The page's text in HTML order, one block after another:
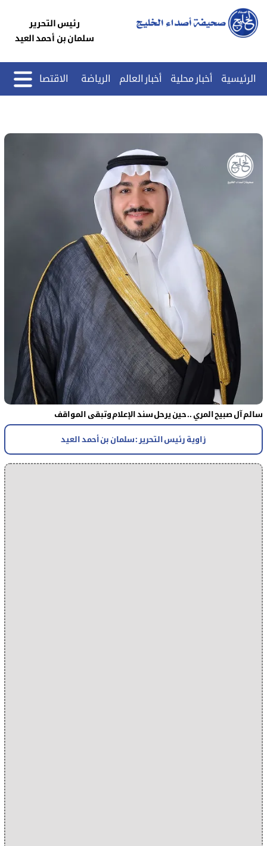
رئيس التحرير
سلمان بن أحمد العيد
الرئيسية أخبار محلية أخبار العالم الرياضة الاقتصاد
سالم آل صبيح المري .. حين يرحل سند الإعلام وتبقى المواقف
زاوية رئيس التحرير : سلمان بن أحمد العيد